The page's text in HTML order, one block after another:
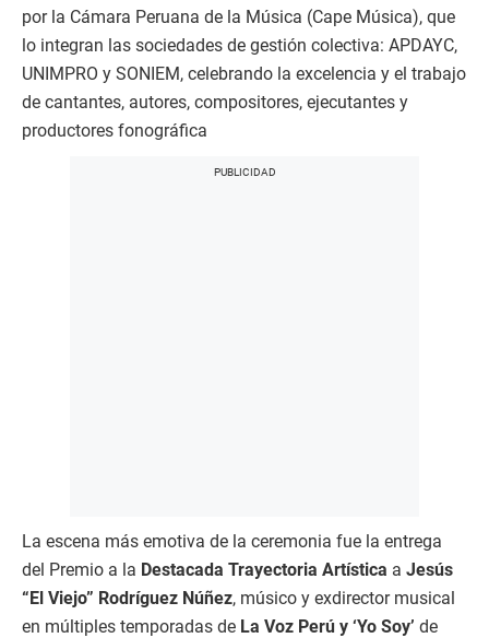
por la Cámara Peruana de la Música (Cape Música), que
lo integran las sociedades de gestión colectiva: APDAYC,
UNIMPRO y SONIEM, celebrando la excelencia y el trabajo
de cantantes, autores, compositores, ejecutantes y
productores fonográfica
La escena más emotiva de la ceremonia fue la entrega
del Premio a la Destacada Trayectoria Artística a Jesús
“El Viejo” Rodríguez Núñez, músico y exdirector musical
en múltiples temporadas de La Voz Perú y ‘Yo Soy’ de